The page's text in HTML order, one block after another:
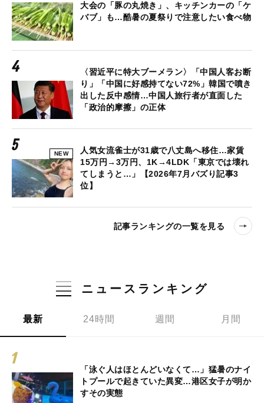
大会の「豚の丸焼き」、キッチンカーの「ケ
バブ」も…酷暑の夏祭りで注意したい食べ物
〈習近平に特大ブーメラン〉「中国人客お断
り」「中国に好感持てない72%」韓国で噴き
出した反中感情…中国人旅行者が直面した
「政治的摩擦」の正体
NEW
人気女流雀士が31歳で八丈島へ移住…家賃
15万円→3万円、1K→4LDK「東京では壊れ
てしまうと…」【2026年7月バズり記事3
位】
記事ランキングの一覧を見る
ニュースランキング
最新 24時間 週間 月間
「泳ぐ人はほとんどいなくて…」猛暑のナイ
トプールで起きていた異変…港区女子が明か
すその実態